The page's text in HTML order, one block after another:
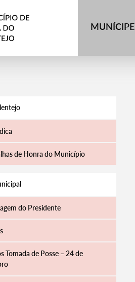
MUNÍCIPE
de Honra do Município
do Presidente
Tomada de Posse – 24 de